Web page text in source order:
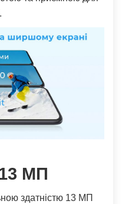
МП
здатністю 13 МП